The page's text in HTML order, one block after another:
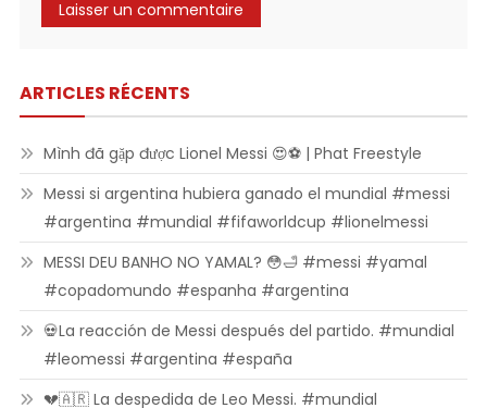
ARTICLES RÉCENTS
Mình đã gặp được Lionel Messi 😍⚽ | Phat Freestyle
Messi si argentina hubiera ganado el mundial #messi
#argentina #mundial #fifaworldcup #lionelmessi
MESSI DEU BANHO NO YAMAL? 😳🛁 #messi #yamal
#copadomundo #espanha #argentina
💀La reacción de Messi después del partido. #mundial
#leomessi #argentina #españa
💔🇦🇷 La despedida de Leo Messi. #mundial